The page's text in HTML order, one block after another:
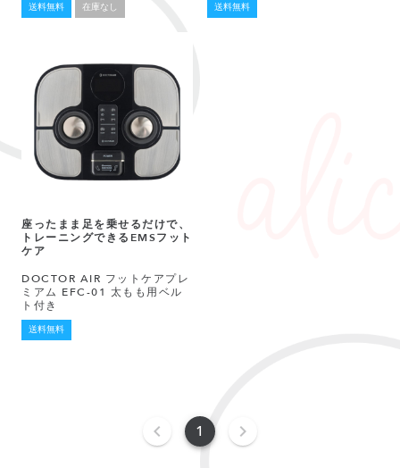
送料無料 在庫なし 送料無料
座ったまま足を乗せるだけで、
トレーニングできるEMSフット
ケア
DOCTOR AIR フットケアプレ
ミアム EFC-01 太もも用ベル
ト付き
送料無料
1